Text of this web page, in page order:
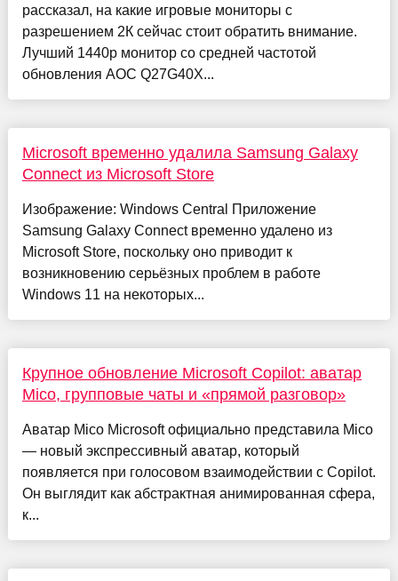
рассказал, на какие игровые мониторы с
разрешением 2К сейчас стоит обратить внимание.
Лучший 1440р монитор со средней частотой
обновления AOC Q27G40X...
Microsoft временно удалила Samsung Galaxy
Connect из Microsoft Store
Изображение: Windows Central Приложение
Samsung Galaxy Connect временно удалено из
Microsoft Store, поскольку оно приводит к
возникновению серьёзных проблем в работе
Windows 11 на некоторых...
Крупное обновление Microsoft Copilot: аватар
Mico, групповые чаты и «прямой разговор»
Аватар Mico Microsoft официально представила Mico
— новый экспрессивный аватар, который
появляется при голосовом взаимодействии с Copilot.
Он выглядит как абстрактная анимированная сфера,
к...